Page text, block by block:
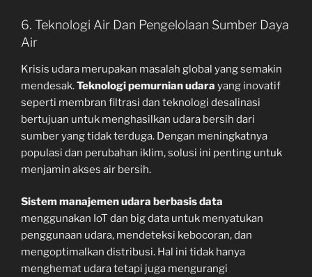
6. Teknologi Air Dan Pengelolaan Sumber Daya
Air
Krisis udara merupakan masalah global yang semakin
mendesak.Teknologi pemurnian udara yang inovatif
seperti membran filtrasi dan teknologi desalinasi
bertujuan untuk menghasilkan udara bersih dari
sumber yang tidak terduga. Dengan meningkatnya
populasi dan perubahan iklim, solusi ini penting untuk
menjamin akses air bersih.
Sistem manajemen udara berbasis data
menggunakan IoT dan big data untuk menyatukan
penggunaan udara, mendeteksi kebocoran, dan
mengoptimalkan distribusi. Hal ini tidak hanya
menghemat udara tetapi juga mengurangi